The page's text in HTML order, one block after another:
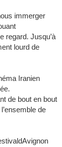
immerger
regard. Jusqu’à
lourd de
Iranien
de bout en bout
de